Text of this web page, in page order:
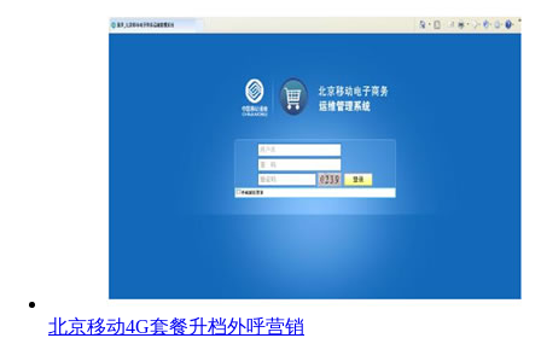
北京移动4G套餐升档外呼营销